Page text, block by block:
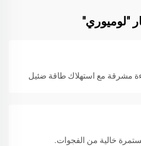
"لوميوري"
مشرقة مع استهلاك طاقة ضئيل